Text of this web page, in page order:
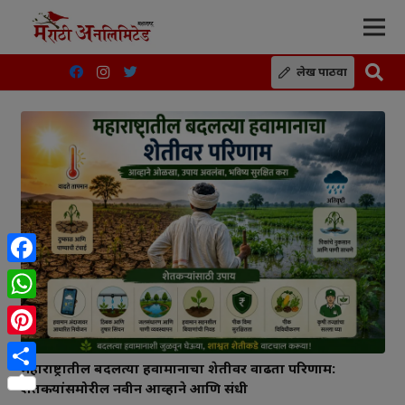
लेख पाठवा
महाराष्ट्रातील बदलत्या हवामानाचा शेतीवर वाढता परिणाम:
शेतकऱ्यांसमोरील नवीन आव्हाने आणि संधी
Facebook
WhatsApp
Pinterest
Share